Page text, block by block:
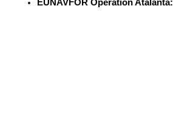
EUNAVFOR Operation Atalanta: